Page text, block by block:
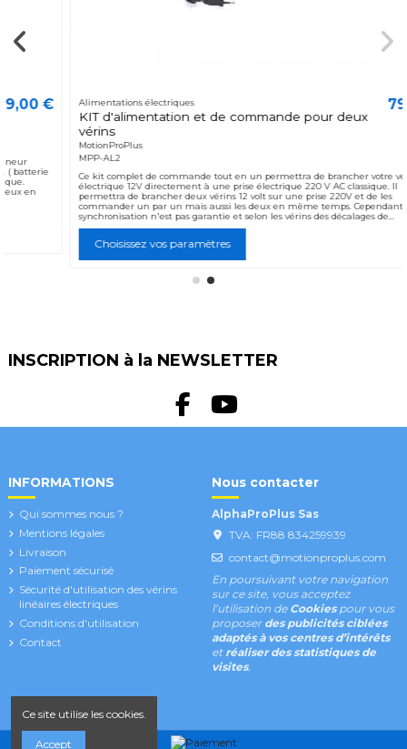
Alimentations électriques
KIT d'alimentation et de commande pour deux
MotionProPlus
Ce kit complet de commande tout en un permettra de brancher votre vérin
électrique 12V directement à une prise électrique 220 V AC classique. Il
permettra de brancher deux vérins 12 volt sur une prise 220V et de les
commander un par un mais aussi les deux en même temps. Cependant la
synchronisation n'est pas garantie et selon les vérins des décalages de...
Choisissez vos paramètres
INSCRIPTION à la NEWSLETTER
INFORMATIONS
Qui sommes nous ?
Mentions légales
Livraison
Paiement sécurisé
Sécurité d'utilisation des vérins
linéaires électriques
Conditions d'utilisation
Contact
Nous contacter
AlphaProPlus Sas
TVA: FR88 834259939
contact@motionproplus.com
En poursuivant votre navigation
sur ce site, vous acceptez
l’utilisation de Cookies pour vous
proposer des publicités ciblées
adaptés à vos centres d’intérêts
et réaliser des statistiques de
visites.
Ce site utilise les cookies.
Accept